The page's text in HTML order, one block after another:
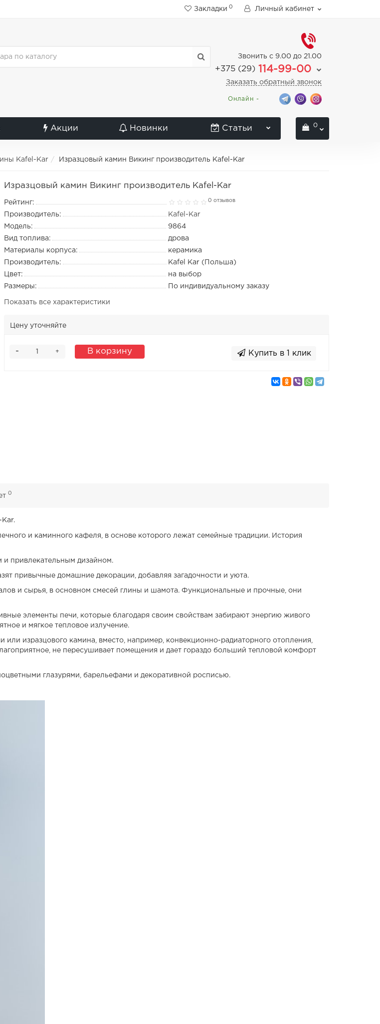
Закладки 0 Личный кабинет
Звонить с 9.00 до 21.00
+375 (29) 114-99-00
Заказать обратный звонок
Онлайн -
Акции Новинки Статьи 0
Kafel-Kar Изразцовый камин Викинг производитель Kafel-Kar
Изразцовый камин Викинг производитель Kafel-Kar
Рейтинг: 0 отзывов
Производитель:
Kafel-Kar
Модель:
9864
Вид топлива:
дрова
Материалы корпуса:
керамика
Производитель:
Kafel Kar (Польша)
Цвет:
на выбор
Размеры:
По индивидуальному заказу
Показать все характеристики
Цену уточняйте
+
- В корзину Купить в 1 клик
0
Kar.
и каминного кафеля, в основе которого лежат семейные традиции. История
и привлекательным дизайном.
привычные домашние декорации, добавляя загадочности и уюта.
и сырья, в основном смесей глины и шамота. Функциональные и прочные, они
элементы печи, которые благодаря своим свойствам забирают энергию живого
и мягкое тепловое излучение.
или изразцового камина, вместо, например, конвекционно-радиаторного отопления,
не пересушивает помещения и дает гораздо больший тепловой комфорт
глазурями, барельефами и декоративной росписью.